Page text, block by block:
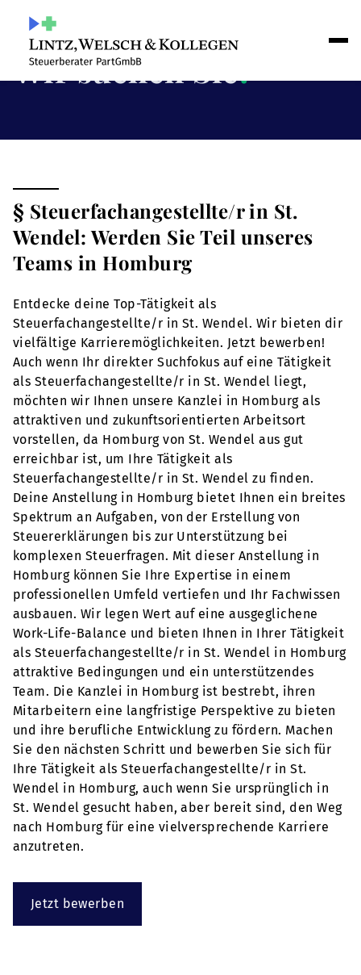
Wir suchen Sie!
§ Steuerfachangestellte/r in St.
Wendel: Werden Sie Teil unseres
Teams in Homburg
Entdecke deine Top-Tätigkeit als
Steuerfachangestellte/r in St. Wendel. Wir bieten dir
vielfältige Karrieremöglichkeiten. Jetzt bewerben!
Auch wenn Ihr direkter Suchfokus auf eine Tätigkeit
als Steuerfachangestellte/r in St. Wendel liegt,
möchten wir Ihnen unsere Kanzlei in Homburg als
attraktiven und zukunftsorientierten Arbeitsort
vorstellen, da Homburg von St. Wendel aus gut
erreichbar ist, um Ihre Tätigkeit als
Steuerfachangestellte/r in St. Wendel zu finden.
Deine Anstellung in Homburg bietet Ihnen ein breites
Spektrum an Aufgaben, von der Erstellung von
Steuererklärungen bis zur Unterstützung bei
komplexen Steuerfragen. Mit dieser Anstellung in
Homburg können Sie Ihre Expertise in einem
professionellen Umfeld vertiefen und Ihr Fachwissen
ausbauen. Wir legen Wert auf eine ausgeglichene
Work-Life-Balance und bieten Ihnen in Ihrer Tätigkeit
als Steuerfachangestellte/r in St. Wendel in Homburg
attraktive Bedingungen und ein unterstützendes
Team. Die Kanzlei in Homburg ist bestrebt, ihren
Mitarbeitern eine langfristige Perspektive zu bieten
und ihre berufliche Entwicklung zu fördern. Machen
Sie den nächsten Schritt und bewerben Sie sich für
Ihre Tätigkeit als Steuerfachangestellte/r in St.
Wendel in Homburg, auch wenn Sie ursprünglich in
St. Wendel gesucht haben, aber bereit sind, den Weg
nach Homburg für eine vielversprechende Karriere
anzutreten.
Jetzt bewerben